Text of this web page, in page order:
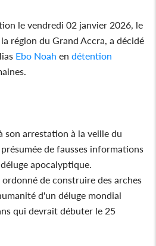
le vendredi 02 janvier 2026, le
région du Grand Accra, a décidé
Ebo Noah en détention
son arrestation à la veille du
de fausses informations
apocalyptique.
de construire des arches
d'un déluge mondial
qui devrait débuter le 25